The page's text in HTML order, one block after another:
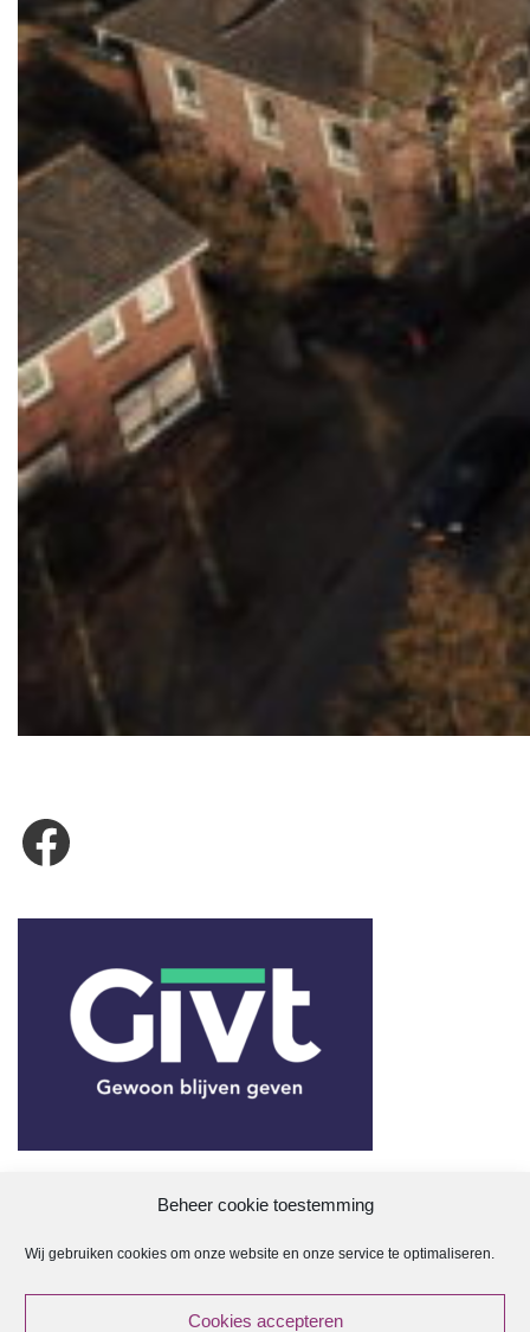
Beheer cookie toestemming
Wij gebruiken cookies om onze website en onze service te optimaliseren.
Cookies accepteren
ANBI